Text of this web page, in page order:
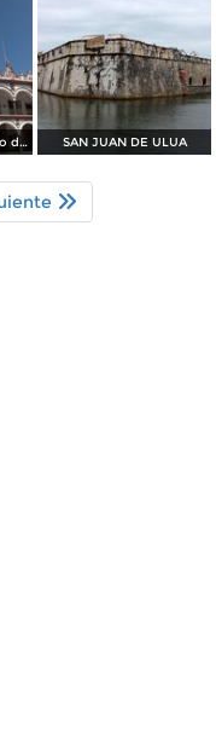
El primer ayuntamiento de América. Veracruz. Enero/2013 SAN JUAN DE ULUA